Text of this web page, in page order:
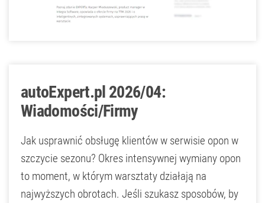
autoExpert.pl 2026/04:
Wiadomości/Firmy
Jak usprawnić obsługę klientów w serwisie opon w
szczycie sezonu? Okres intensywnej wymiany opon
to moment, w którym warsztaty działają na
najwyższych obrotach. Jeśli szukasz sposobów, by